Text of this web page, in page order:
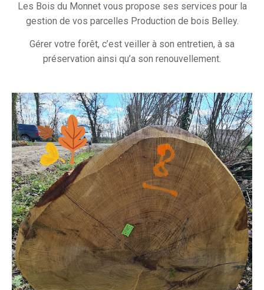
Les Bois du Monnet vous propose ses services pour la
gestion de vos parcelles Production de bois Belley.
Gérer votre forêt, c’est veiller à son entretien, à sa
préservation ainsi qu’a son renouvellement.